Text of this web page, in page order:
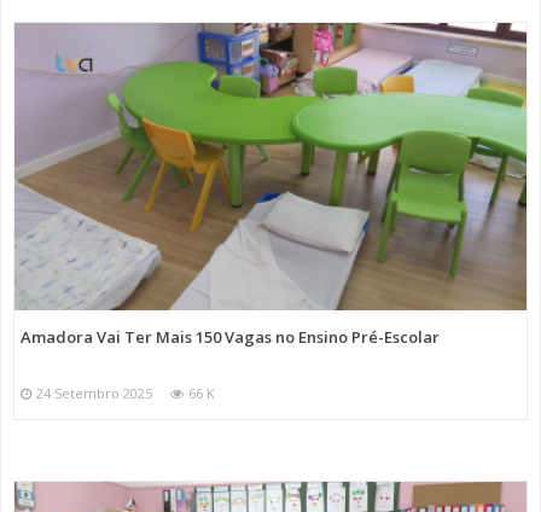
Amadora Vai Ter Mais 150 Vagas no Ensino Pré-Escolar
24 Setembro 2025 66 K